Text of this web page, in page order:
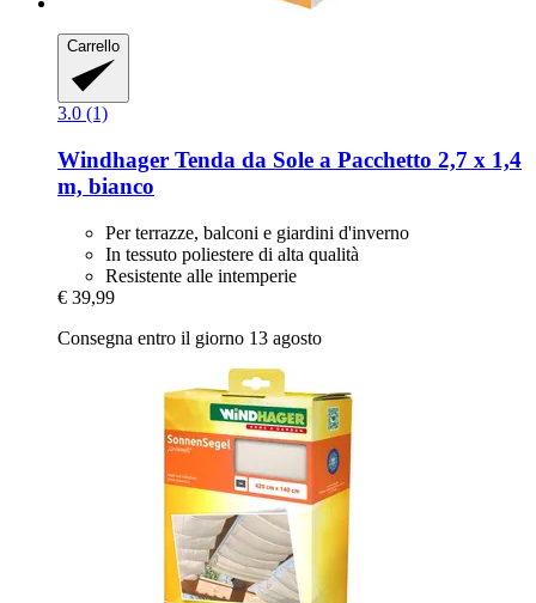
Carrello
3.0 (1)
Windhager Tenda da Sole a Pacchetto 2,7 x 1,4
m, bianco
Per terrazze, balconi e giardini d'inverno
In tessuto poliestere di alta qualità
Resistente alle intemperie
€ 39,99
Consegna entro il giorno 13 agosto